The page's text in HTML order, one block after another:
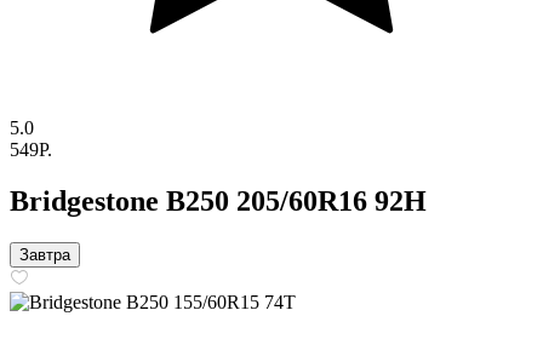
5.0
549P.
Bridgestone B250 205/60R16 92H
Завтра